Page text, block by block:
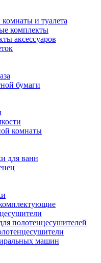
и туалета
комплекты
аксессуаров
бумаги
комнаты
для ванн
полотенцесушителей
машин